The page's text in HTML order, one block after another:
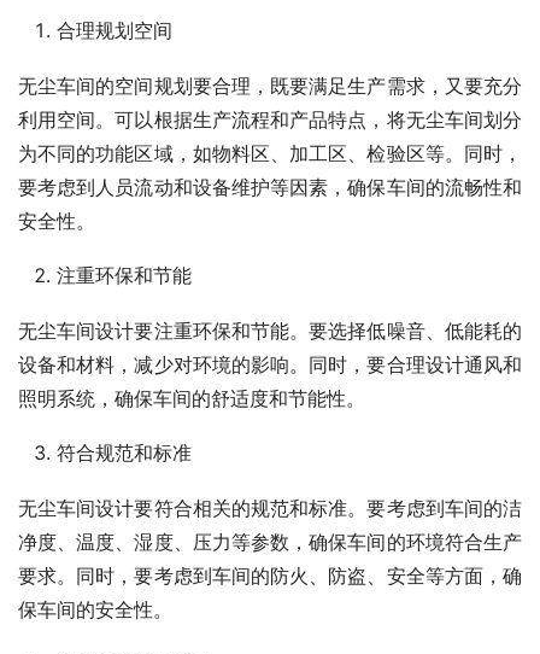
合理规划空间
无尘车间的空间规划要合理，既要满足生产需求，又要充分
利用空间。可以根据生产流程和产品特点，将无尘车间划分
为不同的功能区域，如物料区、加工区、检验区等。同时，
要考虑到人员流动和设备维护等因素，确保车间的流畅性和
安全性。
注重环保和节能
无尘车间设计要注重环保和节能。要选择低噪音、低能耗的
设备和材料，减少对环境的影响。同时，要合理设计通风和
照明系统，确保车间的舒适度和节能性。
符合规范和标准
无尘车间设计要符合相关的规范和标准。要考虑到车间的洁
净度、温度、湿度、压力等参数，确保车间的环境符合生产
要求。同时，要考虑到车间的防火、防盗、安全等方面，确
保车间的安全性。